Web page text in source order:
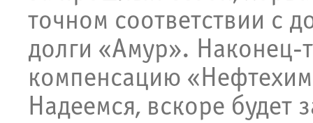
точном соответствии с
долги «Амур».
компенсацию
Надеемся, вскоре будет